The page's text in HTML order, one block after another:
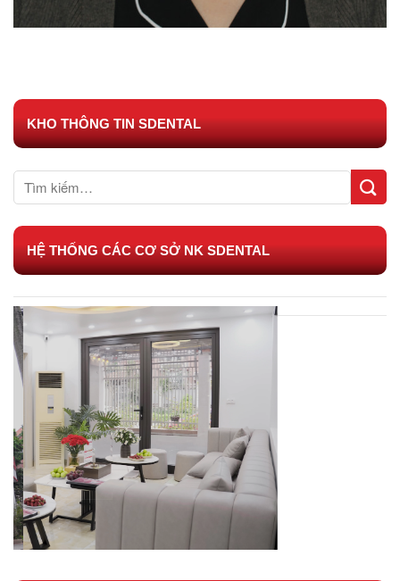
KHO THÔNG TIN SDENTAL
HỆ THỐNG CÁC CƠ SỞ NK SDENTAL